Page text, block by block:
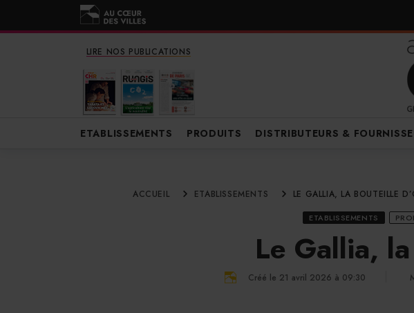
LIRE NOS PUBLICATIONS
ETABLISSEMENTS PRODUITS DISTRIBUTEURS &
ACCUEIL ETABLISSEMENTS LE GALLIA, LA BOUTEILLE
ETABLISSEMENTS
Le Gallia,
Créé le 21 avril 2026 à 09:30